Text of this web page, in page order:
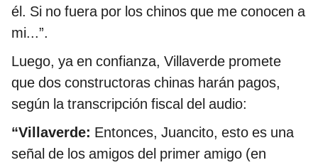
él. Si no fuera por los chinos que me conocen a
mi...”.
Luego, ya en confianza, Villaverde promete
que dos constructoras chinas harán pagos,
según la transcripción fiscal del audio:
“Villaverde: Entonces, Juancito, esto es una
señal de los amigos del primer amigo (en